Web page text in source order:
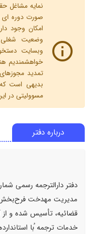
نمایه مشاغل
صورت دوره ای
امکان وجود
وضعیت
وبسایت
خواهشمندیم
تمدید
بدیهی است
مسوولیتی در
درباره دفتر
مدیریت مهدخت
قضائیه، تأسیس شده و از
خدمات ترجمه ُبا